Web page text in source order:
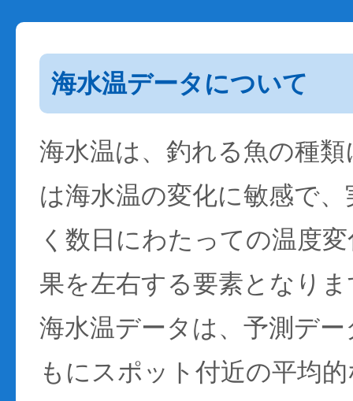
海水温データについて
海水温は、釣れる魚の種
は海水温の変化に敏感で
く数日にわたっての温度
果を左右する要素となり
海水温データは、予測デ
もにスポット付近の平均